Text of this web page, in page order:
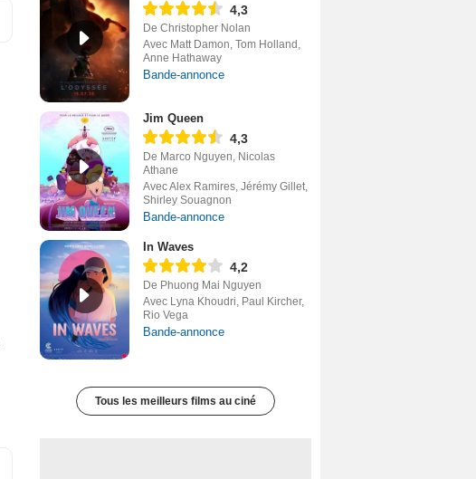
4,3
De Christopher Nolan
Avec Matt Damon, Tom Holland,
Anne Hathaway
Bande-annonce
Jim Queen
4,3
De Marco Nguyen, Nicolas
Athane
Avec Alex Ramires, Jérémy Gillet,
Shirley Souagnon
Bande-annonce
In Waves
4,2
De Phuong Mai Nguyen
Avec Lyna Khoudri, Paul Kircher,
Rio Vega
Bande-annonce
Tous les meilleurs films au ciné